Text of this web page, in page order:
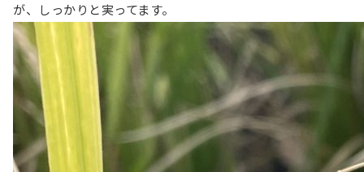
が、しっかりと実ってます。